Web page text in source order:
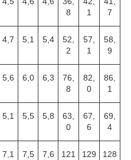
8
1
7
4,7 5,1 5,4
52,
2
57,
1
58,
9
5,6 6,0 6,3
76,
8
82,
0
86,
1
5,1 5,5 5,8
63,
0
67,
6
69,
4
7,1 7,5 7,6
121
129
128